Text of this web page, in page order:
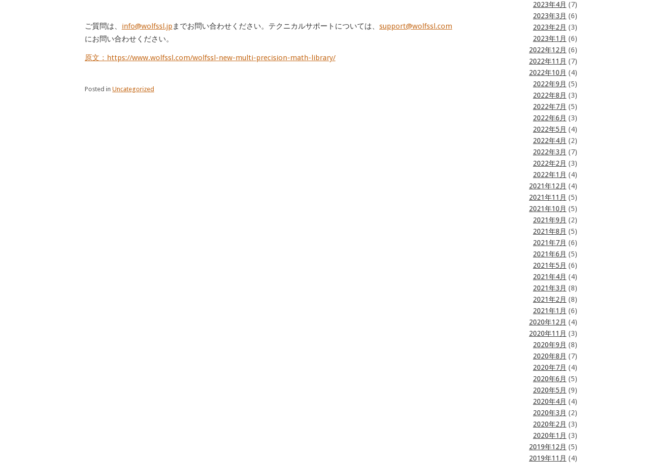
ご質問は、 info@wolfssl.jp までお問い合わせください。テクニカルサポートについては、 support@wolfssl.com
にお問い合わせください。
原文：https://www.wolfssl.com/wolfssl-new-multi-precision-math-library/
Posted in Uncategorized
2023年4月 (7)
2023年3月 (6)
2023年2月 (3)
2023年1月 (6)
2022年12月 (6)
2022年11月 (7)
2022年10月 (4)
2022年9月 (5)
2022年8月 (3)
2022年7月 (5)
2022年6月 (3)
2022年5月 (4)
2022年4月 (2)
2022年3月 (7)
2022年2月 (3)
2022年1月 (4)
2021年12月 (4)
2021年11月 (5)
2021年10月 (5)
2021年9月 (2)
2021年8月 (5)
2021年7月 (6)
2021年6月 (5)
2021年5月 (6)
2021年4月 (4)
2021年3月 (8)
2021年2月 (8)
2021年1月 (6)
2020年12月 (4)
2020年11月 (3)
2020年9月 (8)
2020年8月 (7)
2020年7月 (4)
2020年6月 (5)
2020年5月 (9)
2020年4月 (4)
2020年3月 (2)
2020年2月 (3)
2020年1月 (3)
2019年12月 (5)
2019年11月 (4)